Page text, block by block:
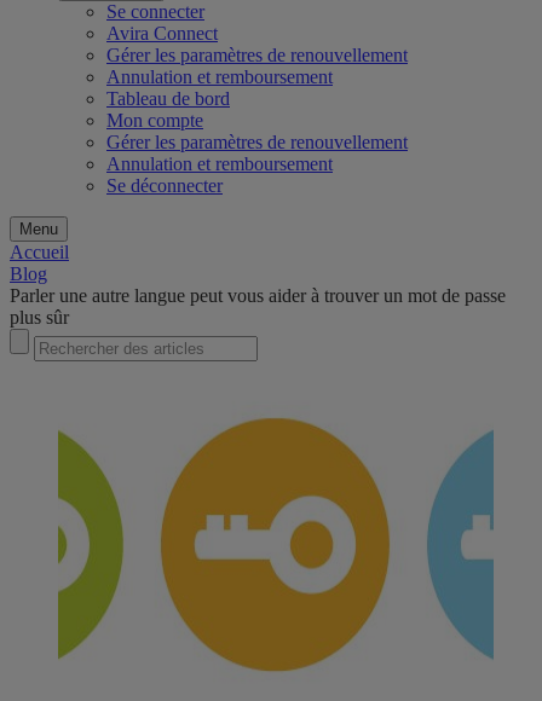
Se connecter
Avira Connect
Gérer les paramètres de renouvellement
Annulation et remboursement
Tableau de bord
Mon compte
Gérer les paramètres de renouvellement
Annulation et remboursement
Se déconnecter
Menu
Accueil
Blog
Parler une autre langue peut vous aider à trouver un mot de passe
plus sûr